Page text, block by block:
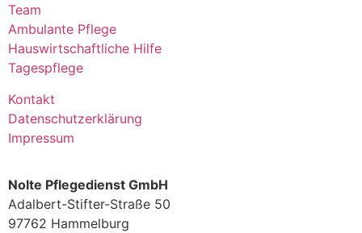
Team
Ambulante Pflege
Hauswirtschaftliche Hilfe
Tagespflege
Kontakt
Datenschutzerklärung
Impressum
Nolte Pflegedienst GmbH
Adalbert-Stifter-Straße 50
97762 Hammelburg